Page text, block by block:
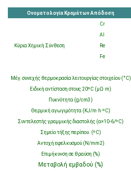
Ονοματολογία Κραμάτων Απόδοση
Κύρια Χημική Σύνθεση
Cr
Al
Re
Fe
Μέγ. συνεχής θερμοκρασία λειτουργίας στοιχείου (°C)
Ειδική αντίσταση στους 20ºC (μΩ·m)
Πυκνότητα (g/cm3)
Θερμική αγωγιμότητα (KJ/m·h·ºC)
Συντελεστής γραμμικής διαστολής (α×10-6/ºC)
Σημείο τήξης περίπου. (ºC)
Αντοχή εφελκυσμού (N/mm2)
Επιμήκυνση σε θραύση (%)
Μεταβολή εμβαδού (%)